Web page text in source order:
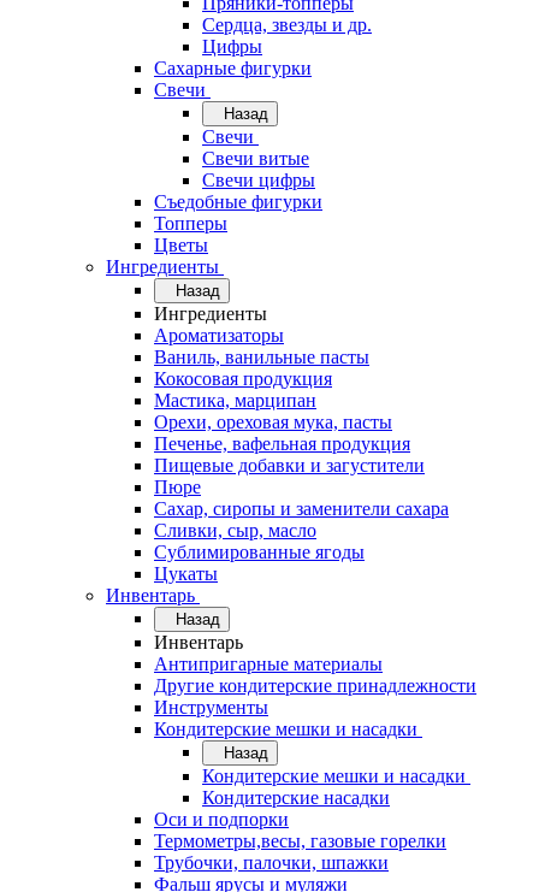
Сердца, звезды и др.
Цифры
Сахарные фигурки
Свечи
Назад
Свечи
Свечи витые
Свечи цифры
Съедобные фигурки
Топперы
Цветы
Ингредиенты
Назад
Ингредиенты
Ароматизаторы
Ваниль, ванильные пасты
Кокосовая продукция
Мастика, марципан
Орехи, ореховая мука, пасты
Печенье, вафельная продукция
Пищевые добавки и загустители
Пюре
Сахар, сиропы и заменители сахара
Сливки, сыр, масло
Сублимированные ягоды
Цукаты
Инвентарь
Назад
Инвентарь
Антипригарные материалы
Другие кондитерские принадлежности
Инструменты
Кондитерские мешки и насадки
Назад
Кондитерские мешки и насадки
Кондитерские насадки
Оси и подпорки
Термометры,весы, газовые горелки
Трубочки, палочки, шпажки
Фальш ярусы и муляжи